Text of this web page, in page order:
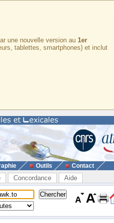
une nouvelle version au 1er
tablettes, smartphones) et inclut
Outils Contact
Concordance Aide